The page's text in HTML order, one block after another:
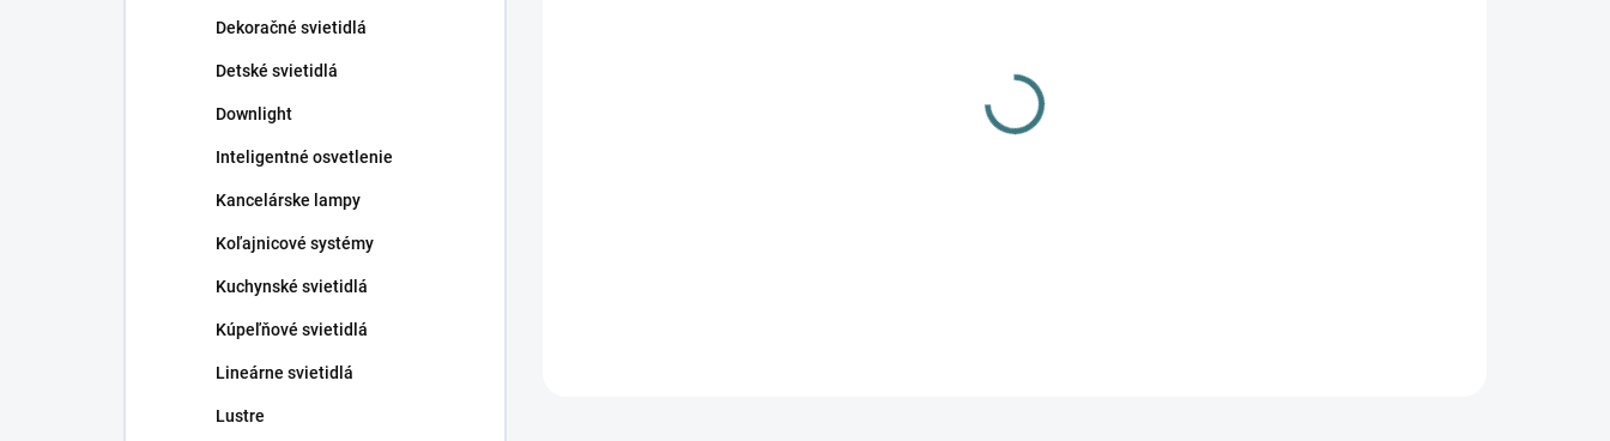
Dekoračné svietidlá
Detské svietidlá
Downlight
Inteligentné osvetlenie
Kancelárske lampy
Koľajnicové systémy
Kuchynské svietidlá
Kúpeľňové svietidlá
Lineárne svietidlá
Lustre
DETAILNÉ INFORMÁCIE